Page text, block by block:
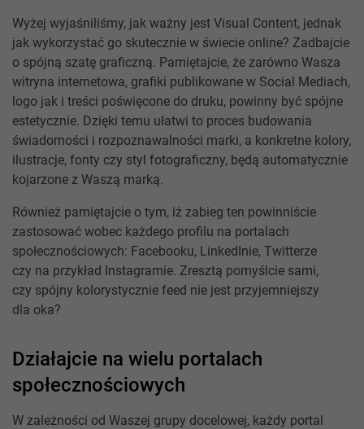
Wyżej wyjaśniliśmy, jak ważny jest Visual Content, jednak
jak wykorzystać go skutecznie w świecie online? Zadbajcie
o spójną szatę graficzną. Pamiętajcie, że zarówno Wasza
witryna internetowa, grafiki publikowane w Social Mediach,
logo jak i treści poświęcone do druku, powinny być spójne
estetycznie. Dzięki temu ułatwi to proces budowania
świadomości i rozpoznawalności marki, a konkretne kolory,
ilustracje, fonty czy styl fotograficzny, będą automatycznie
kojarzone z Waszą marką.
Również pamiętajcie o tym, iż zabieg ten powinniście
zastosować wobec każdego profilu na portalach
społecznościowych: Facebooku, LinkedInie, Twitterze
czy na przykład Instagramie. Zresztą pomyślcie sami,
czy spójny kolorystycznie feed nie jest przyjemniejszy
dla oka?
Działajcie na wielu portalach
społecznościowych
W zależności od Waszej grupy docelowej, każdy portal